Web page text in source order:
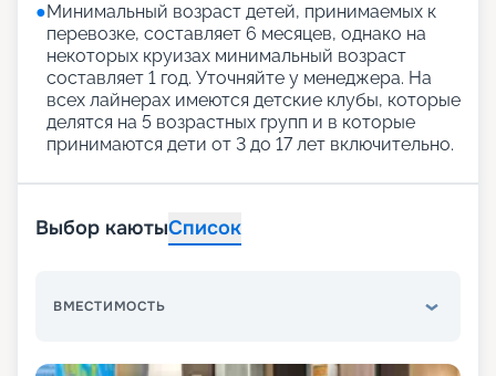
●Минимальный возраст детей, принимаемых к
перевозке, составляет 6 месяцев, однако на
некоторых круизах минимальный возраст
составляет 1 год. Уточняйте у менеджера. На
всех лайнерах имеются детские клубы, которые
делятся на 5 возрастных групп и в которые
принимаются дети от 3 до 17 лет включительно.
Выбор каютыСписок
ВМЕСТИМОСТЬ